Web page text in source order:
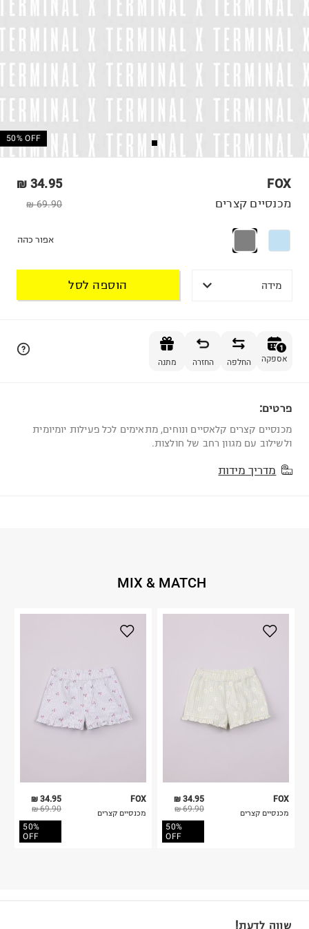
50% OFF
FOX
34.95 ₪
69.90 ₪ מכנסיים קצרים
אפור כהה
מידה הוספה לסל
1
אספקה החלפה החזרה מתנה
פרטים:
מכנסיים קצרים קלאסיים ונוחים, מתאימים לכל פעילות יומיומית
ולשילוב עם מגוון רחב של חולצות.
מדריך מידות
MIX & MATCH
34.95 ₪
69.90 ₪
50%
OFF
FOX
מכנסיים קצרים
34.95 ₪
69.90 ₪
50%
OFF
FOX
מכנסיים קצרים
שווה לדעת!